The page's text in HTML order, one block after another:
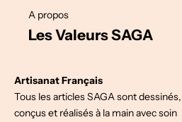
A propos
Les Valeurs SAGA
Artisanat Français
Tous les articles SAGA sont dessinés,
conçus et réalisés à la main avec soin